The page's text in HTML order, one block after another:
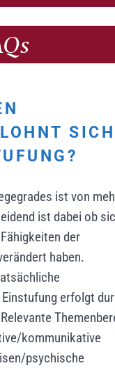
SICH
ist von
ist dabei ob
der
haben.
erfolgt
kommunikative
psychische